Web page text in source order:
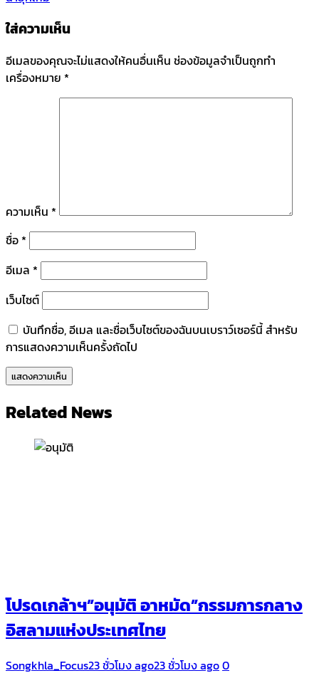
ใส่ความเห็น
อีเมลของคุณจะไม่แสดงให้คนอื่นเห็น ช่องข้อมูลจำเป็นถูกทำ
เครื่องหมาย *
ความเห็น *
ชื่อ *
อีเมล *
เว็บไซต์
บันทึกชื่อ, อีเมล และชื่อเว็บไซต์ของฉันบนเบราว์เซอร์นี้ สำหรับ
การแสดงความเห็นครั้งถัดไป
Related News
โปรดเกล้าฯ”อนุมัติ อาหมัด”กรรมการกลาง
อิสลามแห่งประเทศไทย
Songkhla_Focus23 ชั่วโมง ago23 ชั่วโมง ago0